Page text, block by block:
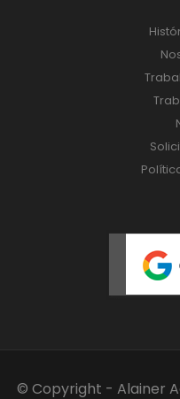
© Copyright - Alainer